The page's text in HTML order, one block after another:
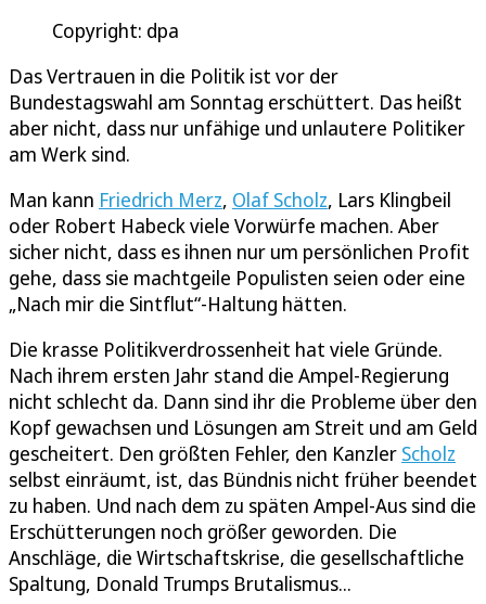
Copyright: dpa
Das Vertrauen in die Politik ist vor der
Bundestagswahl am Sonntag erschüttert. Das heißt
aber nicht, dass nur unfähige und unlautere Politiker
am Werk sind.
Man kann Friedrich Merz, Olaf Scholz, Lars Klingbeil
oder Robert Habeck viele Vorwürfe machen. Aber
sicher nicht, dass es ihnen nur um persönlichen Profit
gehe, dass sie machtgeile Populisten seien oder eine
„Nach mir die Sintflut“-Haltung hätten.
Die krasse Politikverdrossenheit hat viele Gründe.
Nach ihrem ersten Jahr stand die Ampel-Regierung
nicht schlecht da. Dann sind ihr die Probleme über den
Kopf gewachsen und Lösungen am Streit und am Geld
gescheitert. Den größten Fehler, den Kanzler Scholz
selbst einräumt, ist, das Bündnis nicht früher beendet
zu haben. Und nach dem zu späten Ampel-Aus sind die
Erschütterungen noch größer geworden. Die
Anschläge, die Wirtschaftskrise, die gesellschaftliche
Spaltung, Donald Trumps Brutalismus...